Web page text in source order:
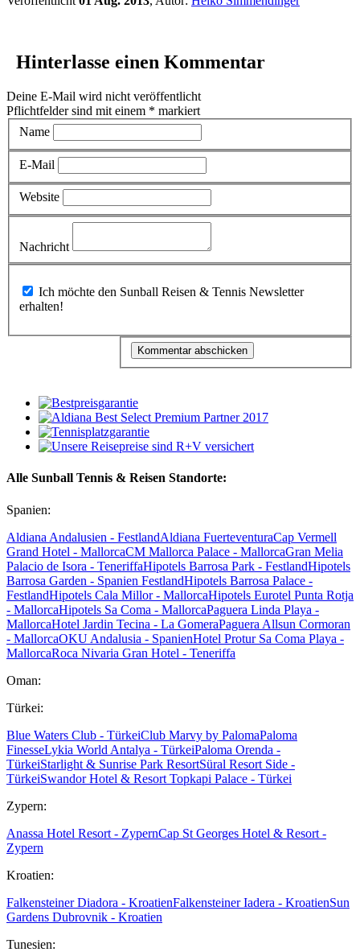
Hinterlasse einen Kommentar
Deine E-Mail wird nicht veröffentlicht
Pflichtfelder sind mit einem * markiert
Name
E-Mail
Website
Nachricht
erhalten!
Alle Sunball Tennis & Reisen Standorte:
Spanien:
Aldiana Andalusien - FestlandAldiana FuerteventuraCap Vermell
Grand Hotel - MallorcaCM Mallorca Palace - MallorcaGran Melia
Palacio de Isora - TeneriffaHipotels Barrosa Park - FestlandHipotels
Barrosa Garden - Spanien FestlandHipotels Barrosa Palace -
FestlandHipotels Cala Millor - MallorcaHipotels Eurotel Punta Rotja
- MallorcaHipotels Sa Coma - MallorcaPaguera Linda Playa -
MallorcaHotel Jardin Tecina - La GomeraPaguera Allsun Cormoran
- MallorcaOKU Andalusia - SpanienHotel Protur Sa Coma Playa -
MallorcaRoca Nivaria Gran Hotel - Teneriffa
Oman:
Türkei:
Blue Waters Club - TürkeiClub Marvy by PalomaPaloma
FinesseLykia World Antalya - TürkeiPaloma Orenda -
TürkeiStarlight & Sunrise Park ResortSüral Resort Side -
TürkeiSwandor Hotel & Resort Topkapi Palace - Türkei
Zypern:
Anassa Hotel Resort - ZypernCap St Georges Hotel & Resort -
Zypern
Kroatien:
Falkensteiner Diadora - KroatienFalkensteiner Iadera - KroatienSun
Gardens Dubrovnik - Kroatien
Tunesien: